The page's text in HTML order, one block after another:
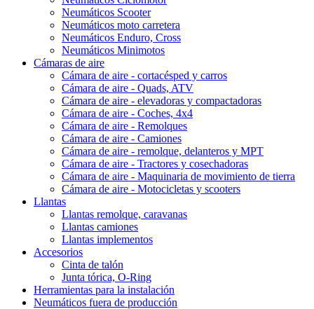
Neumáticos Scooter
Neumáticos moto carretera
Neumáticos Enduro, Cross
Neumáticos Minimotos
Cámaras de aire
Cámara de aire - cortacésped y carros
Cámara de aire - Quads, ATV
Cámara de aire - elevadoras y compactadoras
Cámara de aire - Coches, 4x4
Cámara de aire - Remolques
Cámara de aire - Camiones
Cámara de aire - remolque, delanteros y MPT
Cámara de aire - Tractores y cosechadoras
Cámara de aire - Maquinaria de movimiento de tierra
Cámara de aire - Motocicletas y scooters
Llantas
Llantas remolque, caravanas
Llantas camiones
Llantas implementos
Accesorios
Cinta de talón
Junta tórica, O-Ring
Herramientas para la instalación
Neumáticos fuera de producción